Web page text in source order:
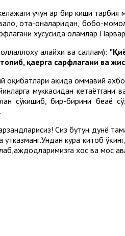
учун ҳар бир киши
ота-оналаридан, бобо-
хусусида оламлар
алайхи ва саллам):
қаерга сарфлагани ва
оқибатлари ҳақида оммавий
муккасидан
сўкишиб, бир-бирини беҳаё
Сиз бутун дунё
кура китоб
хос ва мос